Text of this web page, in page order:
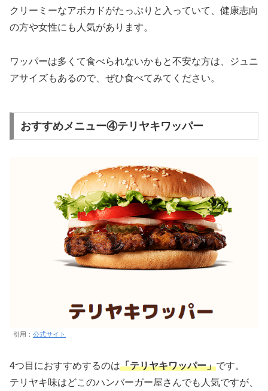
クリーミーなアボカドがたっぷりと入っていて、健康志向
の方や女性にも人気があります。
ワッパーは多くて食べられないかもと不安な方は、ジュニ
アサイズもあるので、ぜひ食べてみてください。
おすすめメニュー④テリヤキワッパー
引用： 公式サイト
4つ目におすすめするのは「テリヤキワッパー」です。
テリヤキ味はどこのハンバーガー屋さんでも人気ですが、